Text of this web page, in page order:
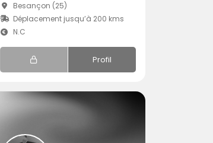
Besançon (25)
Déplacement jusqu’à 200 kms
N.C
Profil